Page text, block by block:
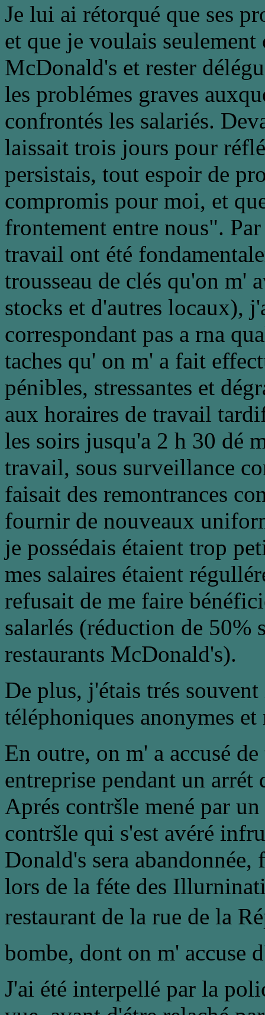
Je lui ai rétorqué que ses
et que je voulais
McDonald's et rester
les problémes graves
confrontés les salariés.
laissait trois jours pour
persistais, tout espoir de
compromis pour moi, et
frontement entre nous".
travail ont été
trousseau de clés qu'on m'
stocks et d'autres locaux),
correspondant pas a rna
taches qu' on m' a fait
pénibles, stressantes et
aux horaires de travail
les soirs jusqu'a 2 h 30 dé
travail, sous surveillance
faisait des remontrances
fournir de nouveaux
je possédais étaient trop
mes salaires étaient
refusait de me faire
salarlés (réduction de 50%
restaurants McDonald's).
De plus, j'étais trés
téléphoniques anonymes
En outre, on m' a accusé
entreprise pendant un
Aprés contršle mené par
contršle qui s'est avéré
Donald's sera abandonnée,
lors de la féte des
restaurant de la rue de la
bombe, dont on m' accuse
J'ai été interpellé par la